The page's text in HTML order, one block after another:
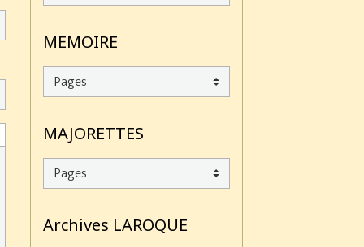
MEMOIRE
MAJORETTES
Archives LAROQUE